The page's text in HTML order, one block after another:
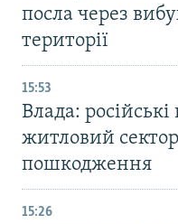
посла через
території
15:53
Влада: російські
житловий
пошкодження
15:26